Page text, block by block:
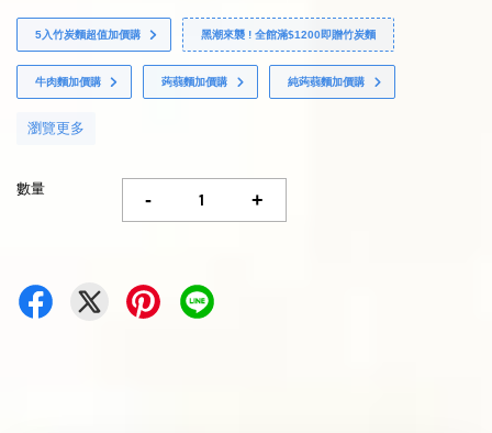
5入竹炭麵超值加價購 黑潮來襲 ! 全館滿$1200即贈竹炭麵
牛肉麵加價購 蒟蒻麵加價購 純蒟蒻麵加價購
瀏覽更多
數量
- +